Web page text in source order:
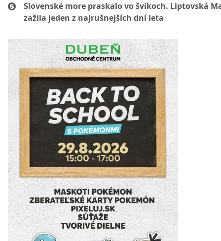
Slovenské more praskalo vo švíkoch. Liptovská
zažila jeden z najrušnejších dní leta